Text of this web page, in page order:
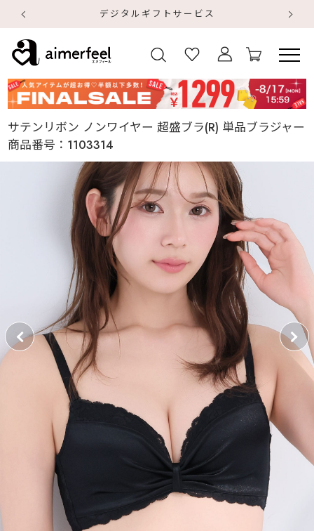
デジタルギフトサービス
サテンリボン ノンワイヤー 超盛ブラ(R) 単品ブラジャー
商品番号： 1103314